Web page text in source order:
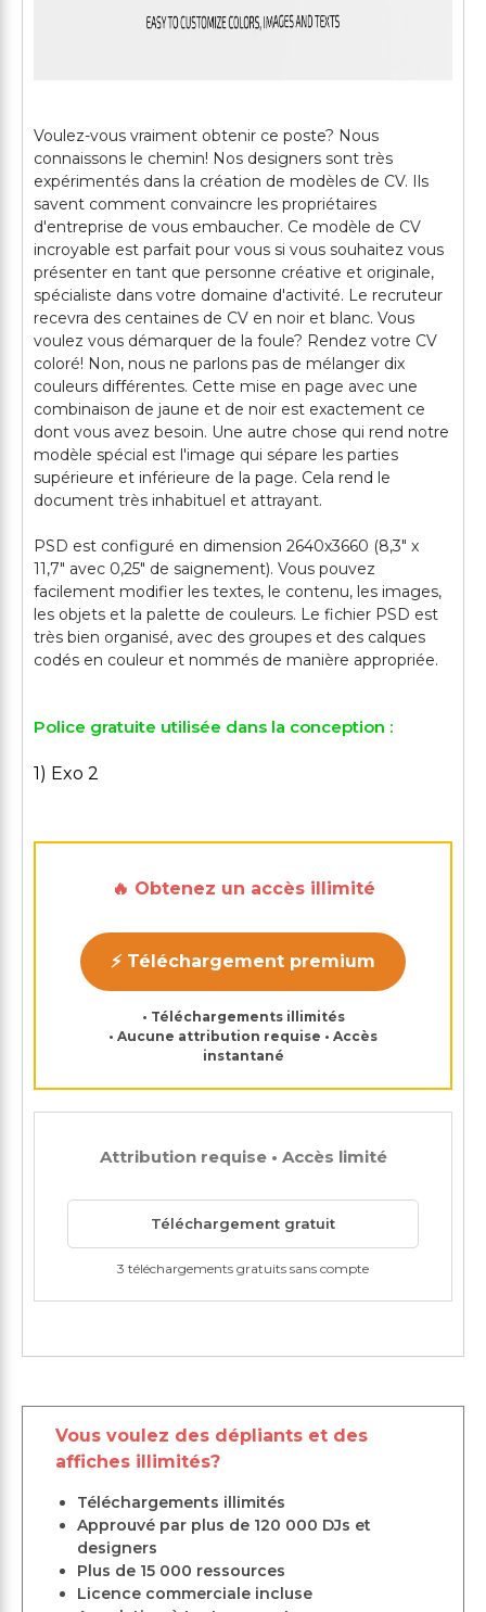
Voulez-vous vraiment obtenir ce poste? Nous
connaissons le chemin! Nos designers sont très
expérimentés dans la création de modèles de CV. Ils
savent comment convaincre les propriétaires
d'entreprise de vous embaucher. Ce modèle de CV
incroyable est parfait pour vous si vous souhaitez vous
présenter en tant que personne créative et originale,
spécialiste dans votre domaine d'activité. Le recruteur
recevra des centaines de CV en noir et blanc. Vous
voulez vous démarquer de la foule? Rendez votre CV
coloré! Non, nous ne parlons pas de mélanger dix
couleurs différentes. Cette mise en page avec une
combinaison de jaune et de noir est exactement ce
dont vous avez besoin. Une autre chose qui rend notre
modèle spécial est l'image qui sépare les parties
supérieure et inférieure de la page. Cela rend le
document très inhabituel et attrayant.
PSD est configuré en dimension 2640х3660 (8,3" x
11,7" avec 0,25" de saignement). Vous pouvez
facilement modifier les textes, le contenu, les images,
les objets et la palette de couleurs. Le fichier PSD est
très bien organisé, avec des groupes et des calques
Police gratuite utilisée dans la conception :
1) Exo 2
🔥 Obtenez un accès illimité
⚡ Téléchargement premium
• Téléchargements illimités
• Aucune attribution requise • Accès
instantané
Attribution requise • Accès limité
Téléchargement gratuit
3 téléchargements gratuits sans compte
Vous voulez des dépliants et des
affiches illimités?
Téléchargements illimités
Approuvé par plus de 120 000 DJs et
designers
Plus de 15 000 ressources
Licence commerciale incluse